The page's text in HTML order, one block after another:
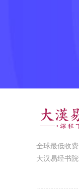
全球最低收
大汉易经书院